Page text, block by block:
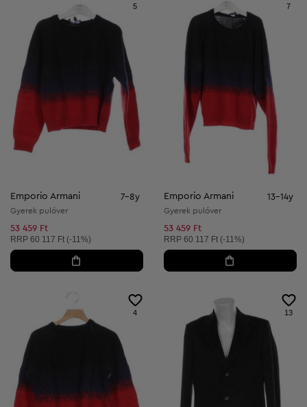
5
Emporio Armani 7-8y
Gyerek pulóver
53 459 Ft
Ajánlott ár:
RRP 60 117 Ft (-11%)
7
Emporio Armani 13-14y
Gyerek pulóver
53 459 Ft
Ajánlott ár:
RRP 60 117 Ft (-11%)
4 13